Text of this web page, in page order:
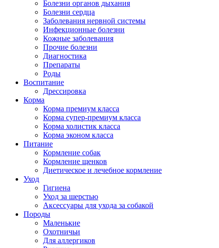
Болезни органов дыхания
Болезни сердца
Заболевания нервной системы
Инфекционные болезни
Кожные заболевания
Прочие болезни
Диагностика
Препараты
Роды
Воспитание
Дрессировка
Корма
Корма премиум класса
Корма супер-премиум класса
Корма холистик класса
Корма эконом класса
Питание
Кормление собак
Кормление щенков
Диетическое и лечебное кормление
Уход
Гигиена
Уход за шерстью
Аксессуары для ухода за собакой
Породы
Маленькие
Охотничьи
Для аллергиков